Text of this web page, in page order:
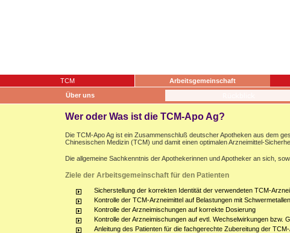
TCM Arbeitsgemeinschaft
Über uns
Wer oder Was ist die TCM-Apo Ag?
Die TCM-Apo Ag ist ein Zusammenschluß deutscher Apotheken aus dem
Chinesischen Medizin (TCM) und damit einen optimalen Arzneimittel-
Die allgemeine Sachkenntnis der Apothekerinnen und Apotheker an sich,
Ziele der Arbeitsgemeinschaft für den Patienten
Sicherstellung der korrekten Identität der verwendeten TCM-
Kontrolle der TCM-Arzneimittel auf Belastungen mit
Kontrolle der Arzneimischungen auf korrekte Dosierung
Kontrolle der Arzneimischungen auf evtl. Wechselwirkungen bzw.
Anleitung des Patienten für die fachgerechte Zubereitung der